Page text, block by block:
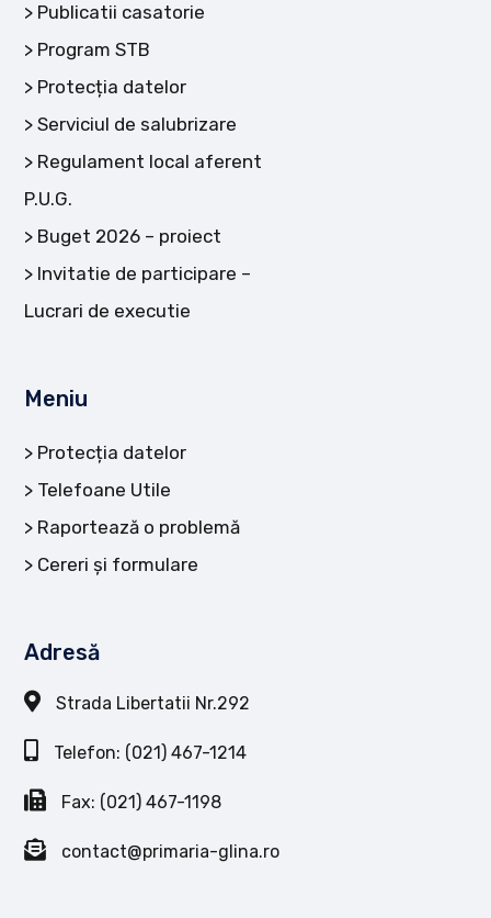
Publicatii casatorie
Program STB
Protecția datelor
Serviciul de salubrizare
Regulament local aferent
P.U.G.
Buget 2026 – proiect
Invitatie de participare –
Lucrari de executie
Meniu
Protecția datelor
Telefoane Utile
Raportează o problemă
Cereri și formulare
Adresă
Strada Libertatii Nr.292
Telefon: (021) 467-1214
Fax: (021) 467-1198
contact@primaria-glina.ro